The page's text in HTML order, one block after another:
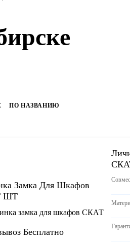
ПО НАЗВАНИЮ
Замка Для Шкафов
ШТ
Бесплатно